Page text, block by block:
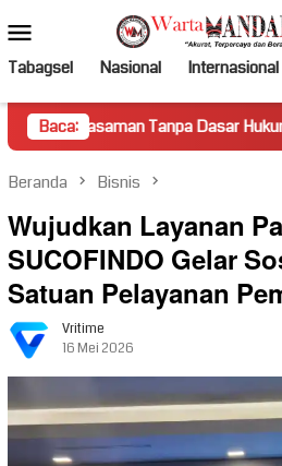
ke
kontenMobile
Tabagsel Nasional Internasional
Baca:
Tanpa Dasar Hukum Picu
Beranda Bisnis
Wujudkan Layanan
SUCOFINDO Gelar
Satuan Pelayanan
Vritime
16 Mei 2026